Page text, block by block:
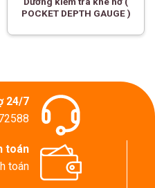
POCKET DEPTH GAUGE )
24/7
toán
toán